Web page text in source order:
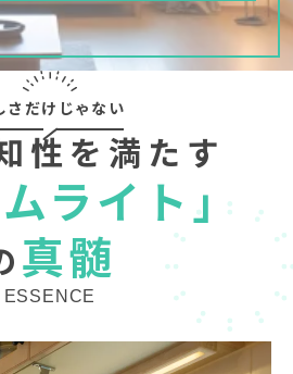
さだけじゃない
性を満たす
ムライト」
真髄
ESSENCE